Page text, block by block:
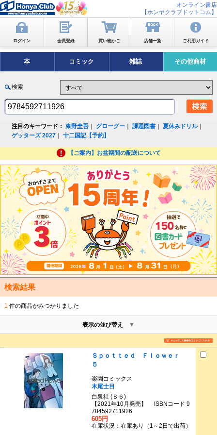
オンライン書店
【ホンヤクラブドットコム】
ログイン 会員登録 買い物かご 店舗一覧 ご利用ガイド
本 コミック 雑誌 その他商材
検索
注目のキーワード： 東野圭吾 グローグー ｜課題図書 ｜夏休みドリル｜
ゲッターズ 2027 ｜十二国記【予約】
【ご案内】お盆期間の配送について
検索結果
1 件の商品がみつかりました
表示の並び替え
Ｓｐｏｔｔｅｄ Ｆｌｏｗｅｒ
５
楽園コミックス
木尾士目
白泉社 (Ｂ６)
【2021年10月発売】 ISBNコード 9
784592711926
605円
在庫状況：在庫あり（1～2日で出荷）